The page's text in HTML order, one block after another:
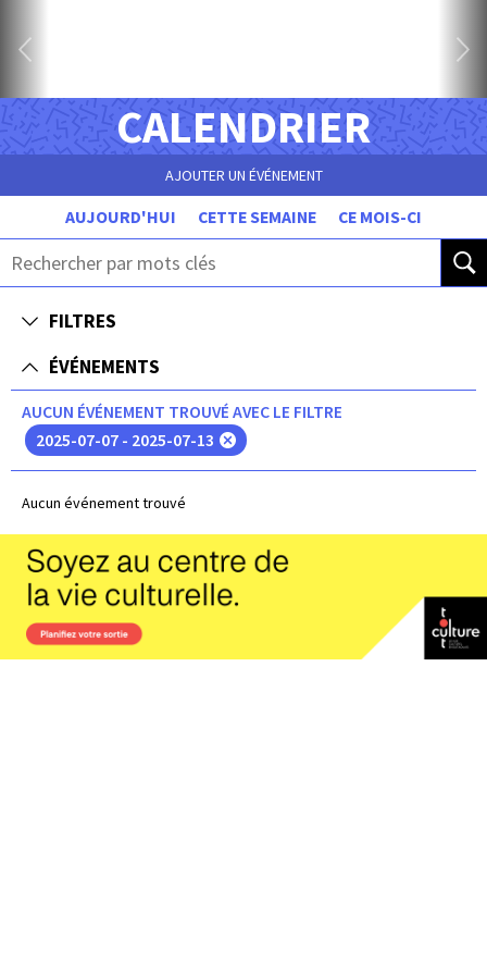
CALENDRIER
AJOUTER UN ÉVÉNEMENT
AUJOURD'HUI CETTE SEMAINE CE MOIS-CI
FILTRES
ÉVÉNEMENTS
AUCUN ÉVÉNEMENT TROUVÉ AVEC LE FILTRE
2025-07-07 - 2025-07-13
Aucun événement trouvé